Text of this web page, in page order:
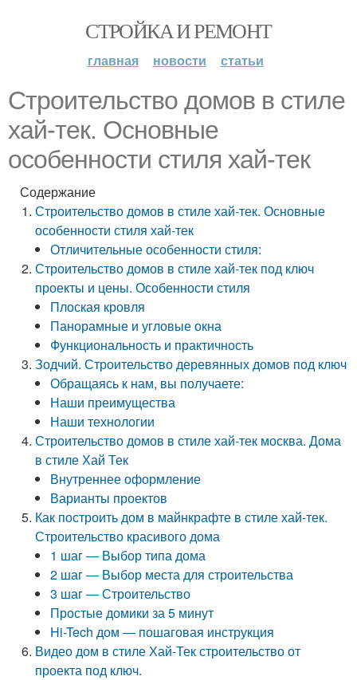
СТРОЙКА И РЕМОНТ
главная новости статьи
Строительство домов в стиле
хай-тек. Основные
особенности стиля хай-тек
Содержание
Строительство домов в стиле хай-тек. Основные
особенности стиля хай-тек
Отличительные особенности стиля:
Строительство домов в стиле хай-тек под ключ
проекты и цены. Особенности стиля
Плоская кровля
Панорамные и угловые окна
Функциональность и практичность
Зодчий. Строительство деревянных домов под ключ
Обращаясь к нам, вы получаете:
Наши преимущества
Наши технологии
Строительство домов в стиле хай-тек москва. Дома
в стиле Хай Тек
Внутреннее оформление
Варианты проектов
Как построить дом в майнкрафте в стиле хай-тек.
Строительство красивого дома
1 шаг — Выбор типа дома
2 шаг — Выбор места для строительства
3 шаг — Строительство
Простые домики за 5 минут
Hi-Tech дом — пошаговая инструкция
Видео дом в стиле Хай-Тек строительство от
проекта под ключ.